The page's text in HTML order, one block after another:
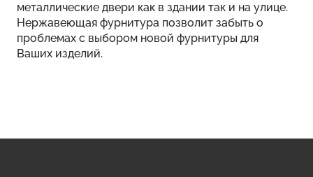
металлические двери как в здании так и на улице.
Нержавеющая фурнитура позволит забыть о
проблемах с выбором новой фурнитуры для
Ваших изделий.